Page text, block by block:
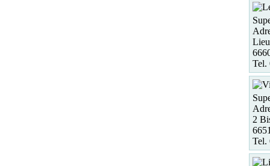
Tel.
2
Tel.